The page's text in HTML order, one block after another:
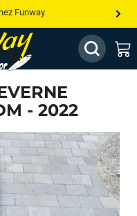
Funway
wingfoil, etc...
ailleurs ? On s’aligne !
nous !
- 2022